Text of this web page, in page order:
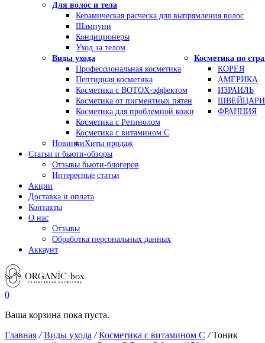
Для волос и тела
Керамическая расческа для выпрямления волос
Шампуни
Кондиционеры
Уход за телом
Виды ухода
Профессиональная косметика
Пептидная косметика
Косметика с BOTOX-эффектом
Косметика от пигментных пятен
Косметика для проблемной кожи
Косметика с Ретинолом
Косметика с витамином С
Косметика по
КОРЕЯ
АМЕРИКА
ИЗРАИЛЬ
ФРАНЦИЯ
НовинкиХиты продаж
Статьи и бьюти-обзоры
Отзывы бьюти-блогеров
Интересные статьи
Акции
Доставка и оплата
Контакты
О нас
Отзывы
Обработка персональных данных
Аккаунт
0
Ваша корзина пока пуста.
Главная /Виды ухода /Косметика с витамином С /Тоник